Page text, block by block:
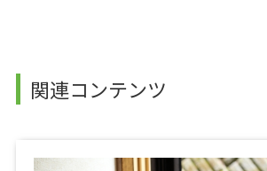
関連コンテンツ